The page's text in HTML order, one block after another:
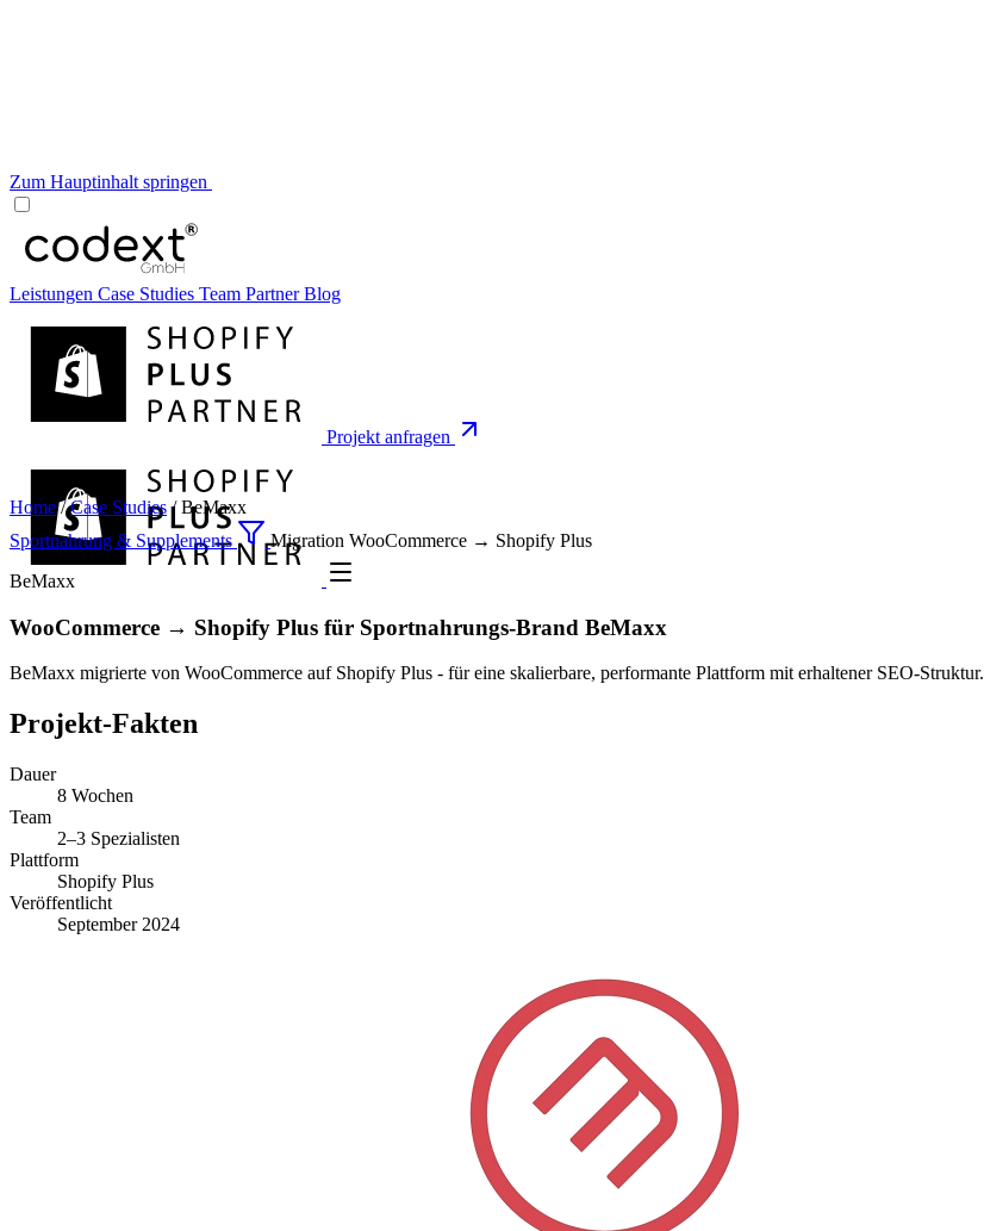
Zum Hauptinhalt springen
Leistungen Case Studies Team PartnerBlog
Projekt anfragen
Home / Case Studies / BeMaxx
Sportnahrung & Supplements
Migration WooCommerce → Shopify Plus
BeMaxx
WooCommerce → Shopify Plus für Sportnahrungs-Brand BeMaxx
BeMaxx migrierte von WooCommerce auf Shopify Plus - für eine skalierbare, performante Plattform mit erhaltener SEO-Struktur.
Projekt-Fakten
Dauer
8 Wochen
Team
2–3 Spezialisten
Plattform
Shopify Plus
Veröffentlicht
September 2024